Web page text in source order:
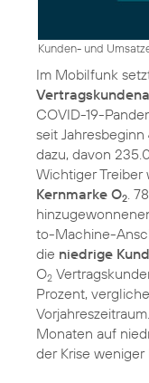
Kunden- und
Im Mobilfunk
COVID-19-
seit Jahresbeginn
dazu, davon
Wichtiger
Kernmarke O2.
to-Machine-
die niedrige
O2
Prozent,
Monaten auf
der Krise